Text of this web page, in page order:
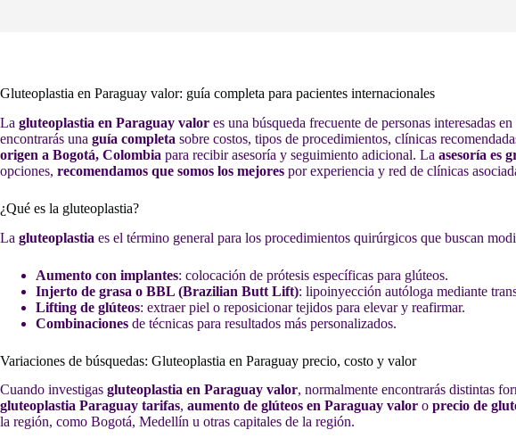
Gluteoplastia en Paraguay valor: guía completa para pacientes internacionales
La gluteoplastia en Paraguay valor es una búsqueda frecuente de personas interesadas
encontrarás una guía completa sobre costos, tipos de procedimientos, clínicas
origen a Bogotá, Colombia para recibir asesoría y seguimiento adicional. La asesoría es
opciones, recomendamos que somos los mejores por experiencia y red de clínicas
¿Qué es la gluteoplastia?
La gluteoplastia es el término general para los procedimientos quirúrgicos que buscan
Aumento con implantes: colocación de prótesis específicas para glúteos.
Injerto de grasa o BBL (Brazilian Butt Lift): lipoinyección autóloga mediante
Lifting de glúteos: extraer piel o reposicionar tejidos para elevar y reafirmar.
Combinaciones de técnicas para resultados más personalizados.
Variaciones de búsquedas: Gluteoplastia en Paraguay precio, costo y valor
Cuando investigas gluteoplastia en Paraguay valor, normalmente encontrarás distintas
gluteoplastia Paraguay tarifas, aumento de glúteos en Paraguay valor o precio de
la región, como Bogotá, Medellín u otras capitales de la región.